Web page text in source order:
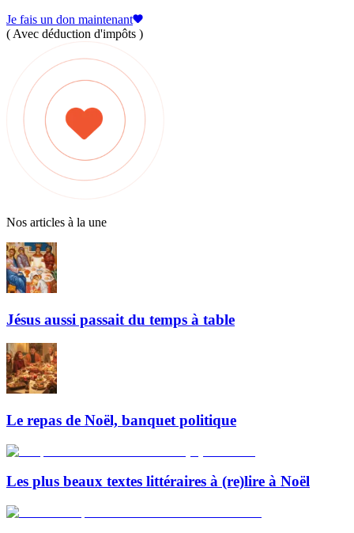
Je fais un don maintenant
( Avec déduction d'impôts )
Nos articles à la une
Jésus aussi passait du temps à table
Le repas de Noël, banquet politique
Les plus beaux textes littéraires à (re)lire à Noël